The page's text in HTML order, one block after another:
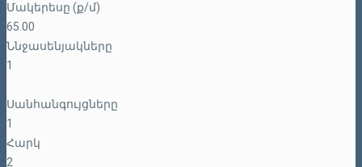
Մակերեսը (ք/մ)
65.00
Ննջասենյակները
1
Սանհանգույցները
1
Հարկ
2